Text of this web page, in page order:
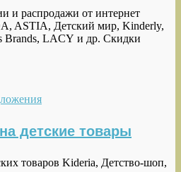
и распродажи от интернет
ASTIA, Детский мир, Kinderly,
Brands, LACY и др. Скидки
детские товары
товаров Kideria, Детство-шоп,